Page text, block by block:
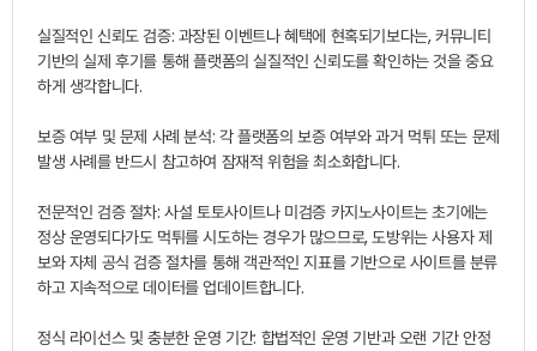
실질적인 신뢰도 검증: 과장된 이벤트나 혜택에 현혹되기보다는, 커뮤니티
기반의 실제 후기를 통해 플랫폼의 실질적인 신뢰도를 확인하는 것을 중요
하게 생각합니다.
보증 여부 및 문제 사례 분석: 각 플랫폼의 보증 여부와 과거 먹튀 또는 문제
발생 사례를 반드시 참고하여 잠재적 위험을 최소화합니다.
전문적인 검증 절차: 사설 토토사이트나 미검증 카지노사이트는 초기에는
정상 운영되다가도 먹튀를 시도하는 경우가 많으므로, 도방위는 사용자 제
보와 자체 공식 검증 절차를 통해 객관적인 지표를 기반으로 사이트를 분류
하고 지속적으로 데이터를 업데이트합니다.
정식 라이선스 및 충분한 운영 기간: 합법적인 운영 기반과 오랜 기간 안정